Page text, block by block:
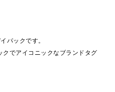
パックです。
でアイコニックなブランドタグ